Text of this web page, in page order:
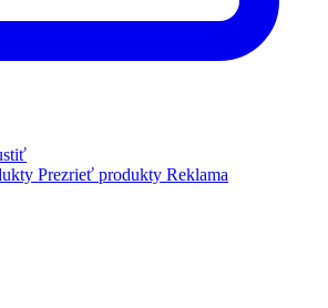
Prezrieť produkty Reklama